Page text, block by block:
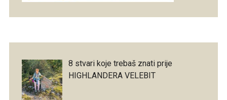
8 stvari koje trebaš znati prije
HIGHLANDERA VELEBIT